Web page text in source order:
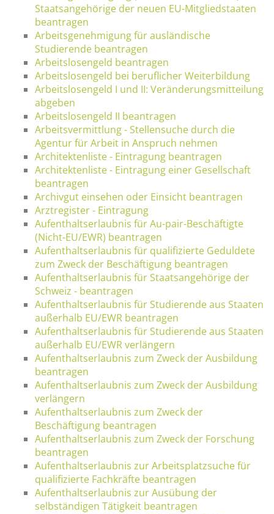
Staatsangehörige der neuen EU-Mitgliedstaaten
beantragen
Arbeitsgenehmigung für ausländische
Studierende beantragen
Arbeitslosengeld beantragen
Arbeitslosengeld bei beruflicher Weiterbildung
Arbeitslosengeld I und II: Veränderungsmitteilung
abgeben
Arbeitslosengeld II beantragen
Arbeitsvermittlung - Stellensuche durch die
Agentur für Arbeit in Anspruch nehmen
Architektenliste - Eintragung beantragen
Architektenliste - Eintragung einer Gesellschaft
beantragen
Archivgut einsehen oder Einsicht beantragen
Arztregister - Eintragung
Aufenthaltserlaubnis für Au-pair-Beschäftigte
(Nicht-EU/EWR) beantragen
Aufenthaltserlaubnis für qualifizierte Geduldete
zum Zweck der Beschäftigung beantragen
Aufenthaltserlaubnis für Staatsangehörige der
Schweiz - beantragen
Aufenthaltserlaubnis für Studierende aus Staaten
außerhalb EU/EWR beantragen
Aufenthaltserlaubnis für Studierende aus Staaten
außerhalb EU/EWR verlängern
Aufenthaltserlaubnis zum Zweck der Ausbildung
beantragen
Aufenthaltserlaubnis zum Zweck der Ausbildung
verlängern
Aufenthaltserlaubnis zum Zweck der
Beschäftigung beantragen
Aufenthaltserlaubnis zum Zweck der Forschung
beantragen
Aufenthaltserlaubnis zur Arbeitsplatzsuche für
qualifizierte Fachkräfte beantragen
Aufenthaltserlaubnis zur Ausübung der
selbständigen Tätigkeit beantragen